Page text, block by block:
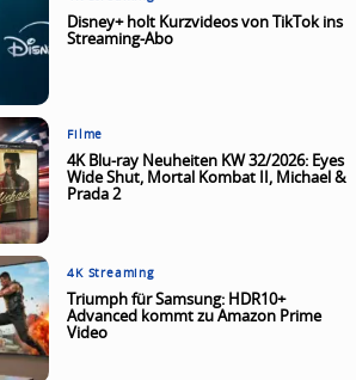
Disney+ holt Kurzvideos von TikTok ins
Streaming-Abo
Filme
4K Blu-ray Neuheiten KW 32/2026: Eyes
Wide Shut, Mortal Kombat II, Michael &
Prada 2
4K Streaming
Triumph für Samsung: HDR10+
Advanced kommt zu Amazon Prime
Video